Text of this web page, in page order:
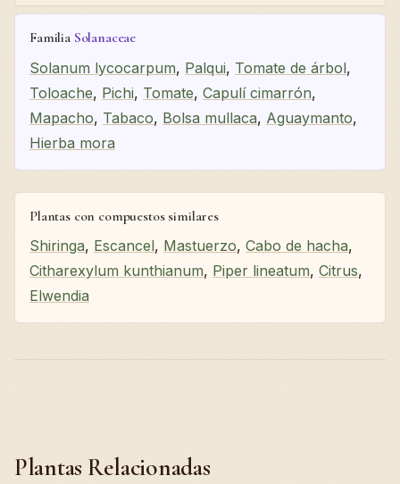
Familia Solanaceae
Solanum lycocarpum, Palqui, Tomate de árbol,
Toloache, Pichi, Tomate, Capulí cimarrón,
Mapacho, Tabaco, Bolsa mullaca, Aguaymanto,
Hierba mora
Plantas con compuestos similares
Shiringa, Escancel, Mastuerzo, Cabo de hacha,
Citharexylum kunthianum, Piper lineatum, Citrus,
Elwendia
Plantas Relacionadas